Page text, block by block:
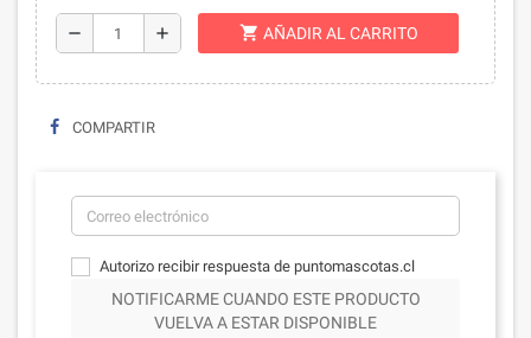
remove add shopping_cart AÑADIR AL CARRITO
COMPARTIR
Autorizo recibir respuesta de puntomascotas.cl
NOTIFICARME CUANDO ESTE PRODUCTO
VUELVA A ESTAR DISPONIBLE